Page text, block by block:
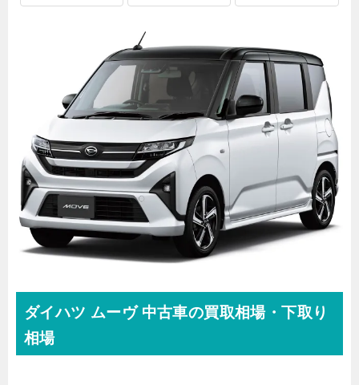
ダイハツ ムーヴ 中古車の買取相場・下取り
相場